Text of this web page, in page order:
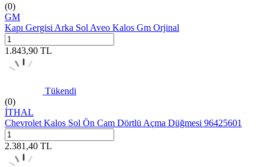
(0)
GM
Kapı Gergisi Arka Sol Aveo Kalos Gm Orjinal
1.843,90 TL
Tükendi
(0)
İTHAL
Chevrolet Kalos Sol Ön Cam Dörtlü Açma Düğmesi 96425601
2.381,40 TL